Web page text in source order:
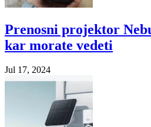
Prenosni projektor
kar morate vedeti
Jul 17, 2024